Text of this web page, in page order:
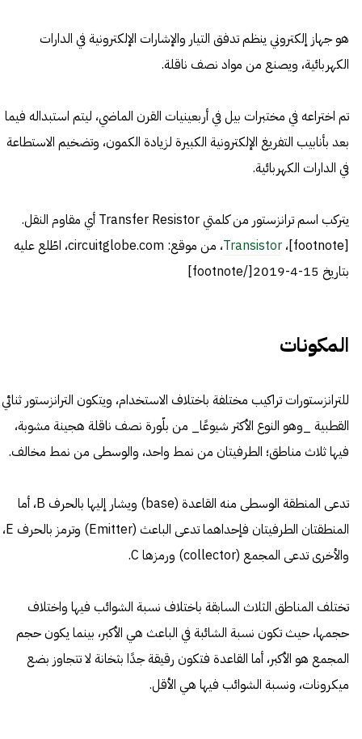
هو جهاز إلكتروني ينظم تدفق التيار والإشارات الإلكترونية في الدارات
الكهربائية، ويصنع من مواد نصف ناقلة.
تم اختراعه في مختبرات بيل في أربعينيات القرن الماضي، ليتم استبداله فيما
بعد بأنابيب التفريغ الإلكترونية الكبيرة لزيادة الكمون، وتضخيم الاستطاعة
في الدارات الكهربائية.
يتركب اسم ترانزستور من كلمتي Transfer Resistor أي مقاوم النقل.
[footnote]،
Transistor
، من موقع: circuitglobe.com، اطّلع عليه
بتاريخ 15-4-2019[/footnote]
المكونات
للترانزستورات تراكيب مختلفة باختلاف الاستخدام، ويتكون الترانزستور ثنائي
القطبية _وهو النوع الأكثر شيوعًا_ من بلّورة نصف ناقلة هجينة مشوبة،
فيها ثلاث مناطق؛ الطرفيتان من نمط واحد، والوسطى من نمط مخالف.
تدعى المنطقة الوسطى منه القاعدة (base) ويشار إليها بالحرف B، أما
المنطقتان الطرفيتان فإحداهما تدعى الباعث (Emitter) وترمز بالحرف E،
والأخرى تدعى المجمع (collector) ورمزها C.
تختلف المناطق الثلاث السابقة باختلاف نسبة الشوائب فيها واختلاف
حجمها، حيث تكون نسبة الشائبة في الباعث هي الأكبر، بينما يكون حجم
المجمع هو الأكبر، أما القاعدة فتكون رقيقة جدًا بثخانة لا تتجاوز بضع
ميكرونات، ونسبة الشوائب فيها هي الأقل.